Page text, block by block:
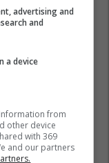
advertising and
and
a device
from
other device
with 369
and our partners